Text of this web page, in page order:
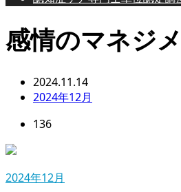
感情のマネジ
2024.11.14
2024年12月
136
2024年12月